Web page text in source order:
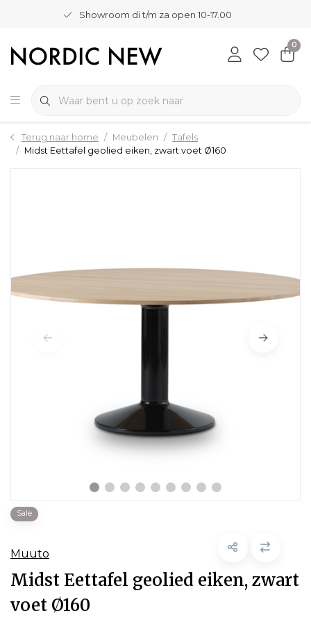
Showroom di t/m za open 10-17.00
0
Terug naar home Meubelen
Tafels
Midst Eettafel geolied eiken, zwart voet Ø160
Sale
Muuto
Midst Eettafel geolied eiken, zwart
voet Ø160